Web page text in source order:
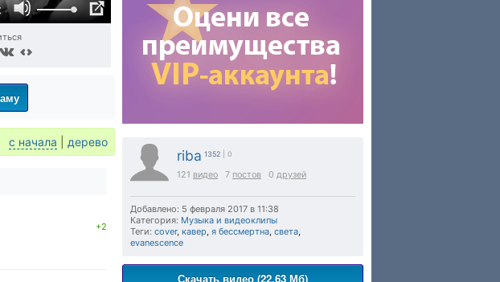
riba 1352 | 0
121 видео 7 постов 0 друзей
Добавлено: 5 февраля 2017 в 11:38
Категория: Музыка и видеоклипы
Теги: cover, кавер, я бессмертна, света,
evanescence
Скачать видео (22.63 Мб)
с начала дерево
+2